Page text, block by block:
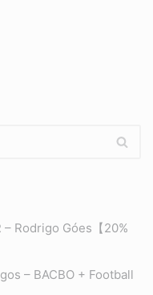
Rodrigo Góes【20%
– BACBO + Football